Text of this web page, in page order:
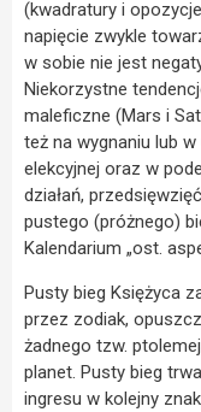
(kwadratury i
napięcie zwykle
w sobie nie jest
Niekorzystne
maleficzne (Mars i
też na wygnaniu lub
elekcyjnej oraz w
działań,
pustego (próżnego)
Kalendarium „ost.
Pusty bieg Księżyca
przez zodiak,
żadnego tzw.
planet. Pusty bieg
ingresu w kolejny